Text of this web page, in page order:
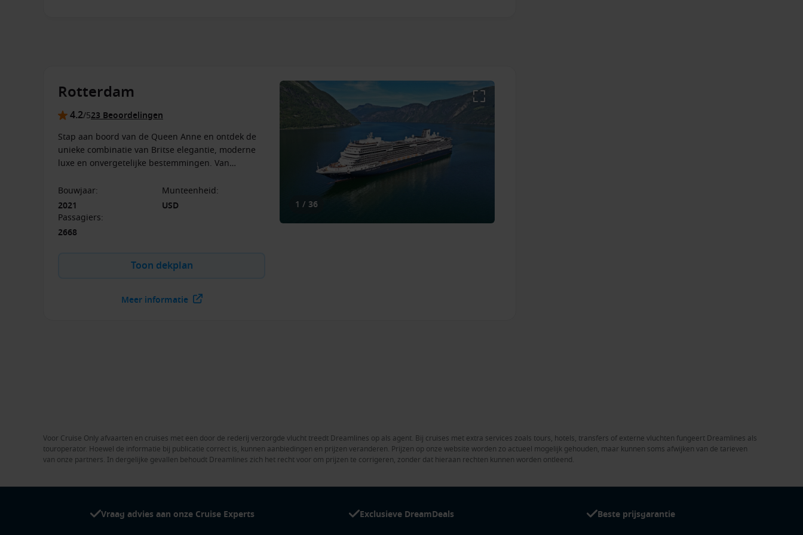
1 / 36
Rotterdam
4.2/523 Beoordelingen
Stap aan boord van de Queen Anne en ontdek de
unieke combinatie van Britse elegantie, moderne
luxe en onvergetelijke bestemmingen. Van
alles staat in het teken van een ultieme cruise-
ervaring.
Bouwjaar:
2021
Munteenheid:
USD
Passagiers:
2668
Toon dekplan
Meer informatie
Voor Cruise Only afvaarten en cruises met een door de rederij verzorgde vlucht treedt Dreamlines op als agent. Bij cruises met extra services zoals tours, hotels, transfers of externe vluchten fungeert Dreamlines als
touroperator. Hoewel de informatie bij publicatie correct is, kunnen aanbiedingen en prijzen veranderen. Prijzen op onze website worden zo actueel mogelijk gehouden, maar kunnen soms afwijken van de tarieven
van onze partners. In dergelijke gevallen behoudt Dreamlines zich het recht voor om prijzen te corrigeren, zonder dat hieraan rechten kunnen worden ontleend.
Vraag advies aan onze Cruise Experts Exclusieve DreamDeals Beste prijsgarantie